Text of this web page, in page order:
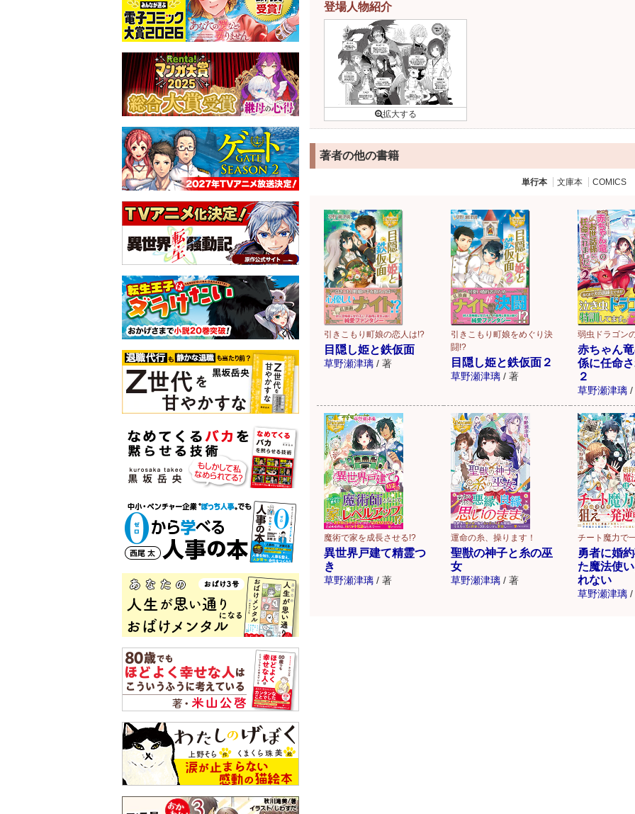
登場人物紹介
著者の他の書籍
単行本 文庫本 COMICS
引きこもり町娘の恋人は!?
目隠し姫と鉄仮面
草野瀬津璃 / 著
引きこもり町娘をめぐり決
闘!?
目隠し姫と鉄仮面２
草野瀬津璃 / 著
弱虫ドラゴン
赤ちゃん
係に任命
２
草野瀬津璃 /
魔術で家を成長させる!?
異世界戸建て精霊つ
き
草野瀬津璃 / 著
運命の糸、操ります！
聖獣の神子と糸の巫
女
草野瀬津璃 / 著
チート魔力で
勇者に婚
た魔法使
れない
草野瀬津璃 /